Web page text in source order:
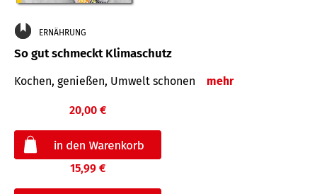
ERNÄHRUNG
So gut schmeckt Klimaschutz
Kochen, genießen, Umwelt schonen mehr
20,00 €
15,99 €